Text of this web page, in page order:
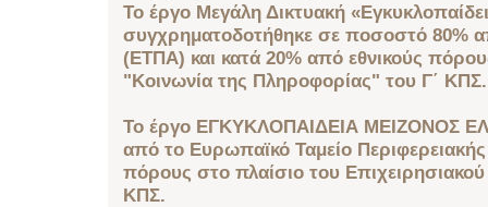
Το έργο Μεγάλη Δικτυακή
συγχρηματοδοτήθηκε σε ποσοστό 80%
(ΕΤΠΑ) και κατά 20% από εθνικούς
"Κοινωνία της Πληροφορίας" του Γ΄ ΚΠΣ.
Το έργο ΕΓΚΥΚΛΟΠΑΙΔΕΙΑ ΜΕΙΖΟΝΟΣ
από το Ευρωπαϊκό Ταμείο
πόρους στο πλαίσιο του
ΚΠΣ.